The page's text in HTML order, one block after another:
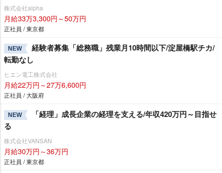
株式会社alpha
月給33万3,300円～50万円
正社員 / 東京都
NEW
経験者募集「総務職」残業月10時間以下/淀屋橋駅チカ/
転勤なし
ヒエン電工株式会社
月給22万円～27万6,600円
正社員 / 大阪府
NEW
「経理」成長企業の経理を支える/年収420万円～目指せ
る
株式会社VANSAN
月給30万円～36万円
正社員 / 東京都